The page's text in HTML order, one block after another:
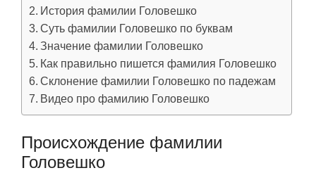
История фамилии Головешко
Суть фамилии Головешко по буквам
Значение фамилии Головешко
Как правильно пишется фамилия Головешко
Склонение фамилии Головешко по падежам
Видео про фамилию Головешко
Происхождение фамилии
Головешко